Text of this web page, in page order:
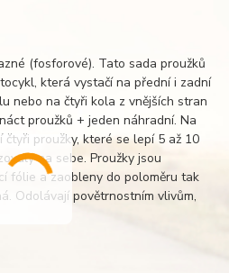
(fosforové). Tato sada proužků
která vystačí na přední i zadní
nebo na čtyři kola z vnějších stran
proužků + jeden náhradní. Na
proužky, které se lepí 5 až 10
na sebe. Proužky jsou
fólie a zaobleny do poloměru tak
Odolávají povětrnostním vlivům,